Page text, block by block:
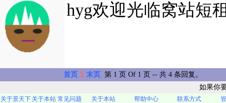
hyg欢迎光临窝站短
首页 1 末页
第 1 页 Of 1 页 -- 共 4 条回复。
如果你
关于景天下 关于本站 常见问题 关于本站 帮助中心 联系方式